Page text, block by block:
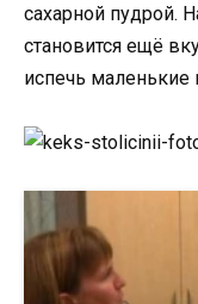
сахарной пудрой.
становится ещё
испечь маленькие